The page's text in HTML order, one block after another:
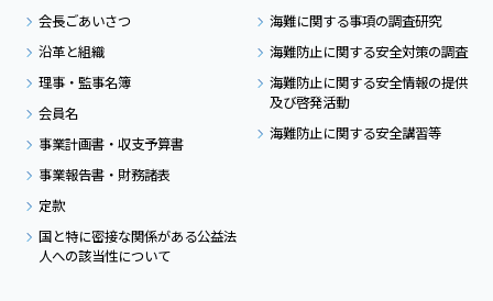
会長ごあいさつ
沿革と組織
理事・監事名簿
会員名
事業計画書・収支予算書
事業報告書・財務諸表
定款
国と特に密接な関係がある公益法
人への該当性について
海難に関する事項の調査研究
海難防止に関する安全対策の調査
海難防止に関する安全情報の提供
及び啓発活動
海難防止に関する安全講習等